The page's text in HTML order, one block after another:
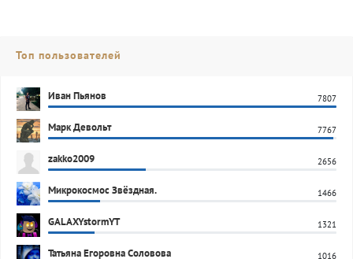
Топ пользователей
Иван Пьянов 7807
Марк Девольт 7767
zakko2009 2656
Микрокосмос Звёздная. 1466
GALAXYstormYT 1321
Татьяна Егоровна Соловова 1016